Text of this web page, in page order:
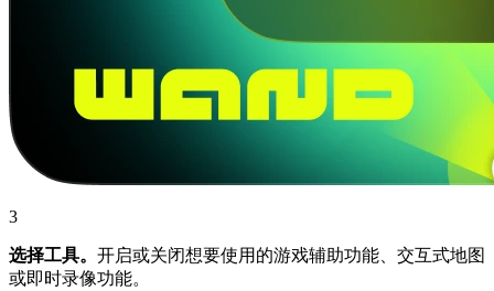
3
选择工具。 开启或关闭想要使用的游戏辅助功能、交互式地图
或即时录像功能。